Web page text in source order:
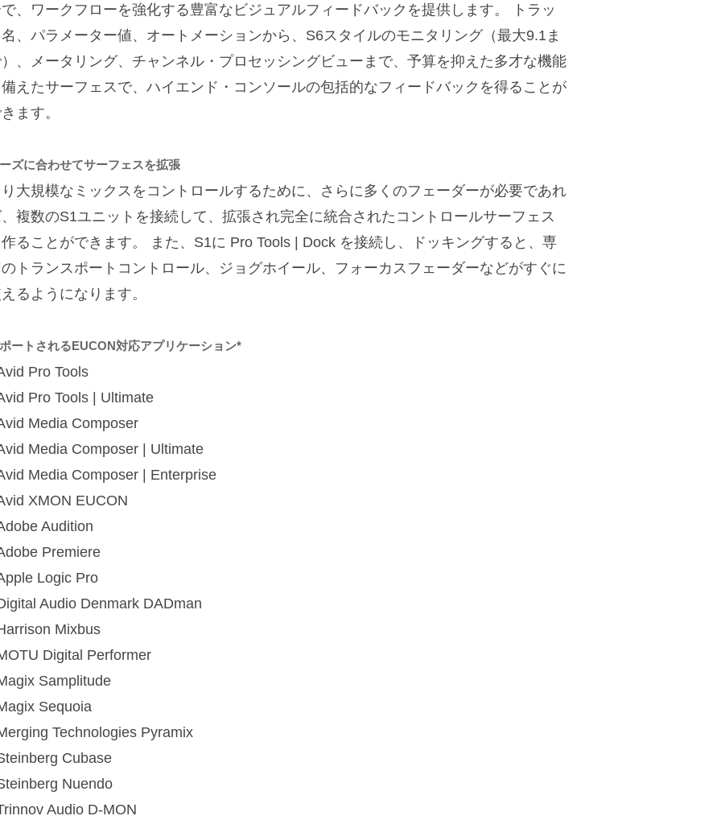
、ワークフローを強化する豊富なビジュアルフィードバックを提供します。 トラッ
名、パラメーター値、オートメーションから、S6スタイルのモニタリング（最大9.1ま
、メータリング、チャンネル・プロセッシングビューまで、予算を抑えた多才な機能
備えたサーフェスで、ハイエンド・コンソールの包括的なフィードバックを得ることが
ます。
ズに合わせてサーフェスを拡張
り大規模なミックスをコントロールするために、さらに多くのフェーダーが必要であれ
複数のS1ユニットを接続して、拡張され完全に統合されたコントロールサーフェス
作ることができます。 また、S1に Pro Tools | Dock を接続し、ドッキングすると、専
のトランスポートコントロール、ジョグホイール、フォーカスフェーダーなどがすぐに
るようになります。
ートされるEUCON対応アプリケーション*
Pro Tools
Pro Tools | Ultimate
Media Composer
Media Composer | Ultimate
Media Composer | Enterprise
XMON EUCON
Audition
Premiere
Logic Pro
Audio Denmark DADman
Mixbus
Digital Performer
Samplitude
Sequoia
Technologies Pyramix
Cubase
Nuendo
Audio D-MON